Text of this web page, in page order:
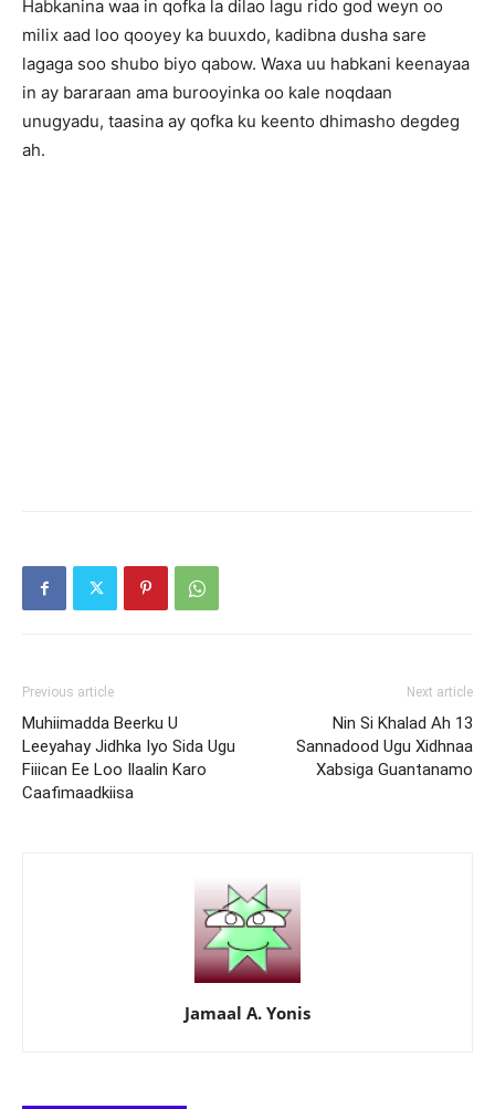
Habkanina waa in qofka la dilao lagu rido god weyn oo
milix aad loo qooyey ka buuxdo, kadibna dusha sare
lagaga soo shubo biyo qabow. Waxa uu habkani keenayaa
in ay bararaan ama burooyinka oo kale noqdaan
unugyadu, taasina ay qofka ku keento dhimasho degdeg
ah.
Previous article
Muhiimadda Beerku U
Leeyahay Jidhka Iyo Sida Ugu
Fiiican Ee Loo Ilaalin Karo
Caafimaadkiisa
Next article
Nin Si Khalad Ah 13
Sannadood Ugu Xidhnaa
Xabsiga Guantanamo
Jamaal A. Yonis